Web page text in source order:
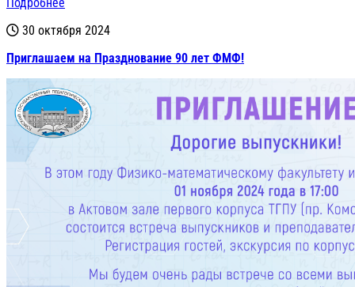
30 октября 2024
Приглашаем на Празднование 90 лет ФМФ!